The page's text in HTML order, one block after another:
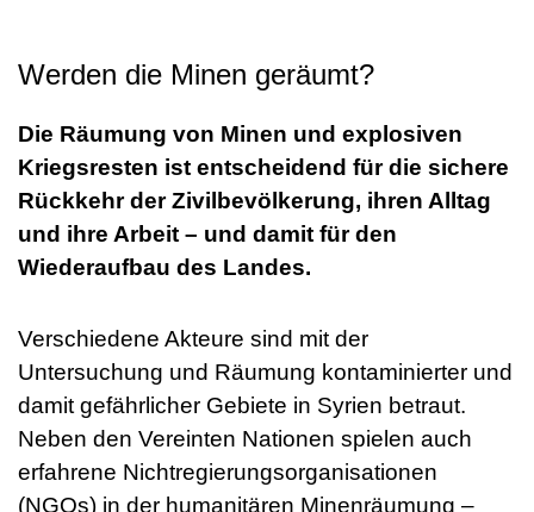
Werden die Minen geräumt?
Die Räumung von Minen und explosiven
Kriegsresten ist entscheidend für die sichere
Rückkehr der Zivilbevölkerung, ihren Alltag
und ihre Arbeit – und damit für den
Wiederaufbau des Landes.
Verschiedene Akteure sind mit der
Untersuchung und Räumung kontaminierter und
damit gefährlicher Gebiete in Syrien betraut.
Neben den Vereinten Nationen spielen auch
erfahrene Nichtregierungsorganisationen
(NGOs) in der humanitären Minenräumung –